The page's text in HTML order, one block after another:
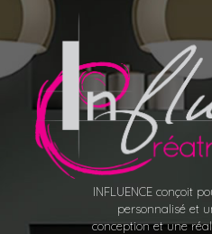
INFLUENCE conçoit
personnalisé et
conception et une